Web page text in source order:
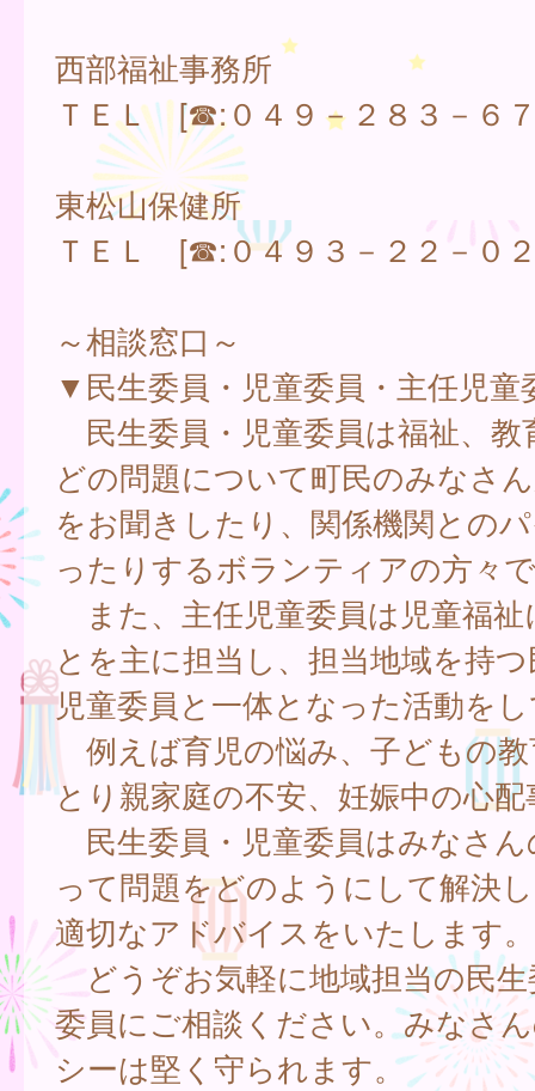
西部福祉事務所
ＴＥＬ [☎:０４９－２８３－６
東松山保健所
ＴＥＬ [☎:０４９３－２２－０
～相談窓口～
▼民生委員・児童委員・主任児童
民生委員・児童委員は福祉、教
どの問題について町民のみなさ
をお聞きしたり、関係機関との
ったりするボランティアの方々
また、主任児童委員は児童福
とを主に担当し、担当地域を持
児童委員と一体となった活動を
例えば育児の悩み、子どもの
とり親家庭の不安、妊娠中の心
民生委員・児童委員はみなさ
って問題をどのようにして解決
適切なアドバイスをいたします。
どうぞお気軽に地域担当の民生
委員にご相談ください。みなさ
シーは堅く守られます。